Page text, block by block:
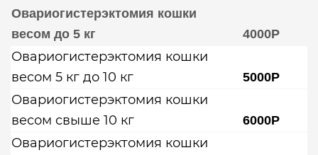
Овариогистерэктомия кошки
весом до 5 кг
4000Р
Овариогистерэктомия кошки
весом 5 кг до 10 кг
5000Р
Овариогистерэктомия кошки
весом свыше 10 кг
6000Р
Овариогистерэктомия кошки